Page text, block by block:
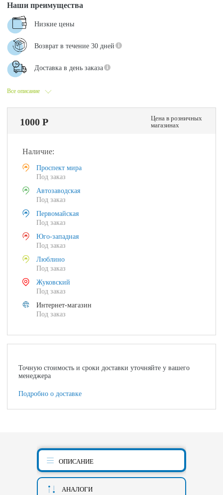
Все описание
Наши преимущества
Низкие цены
Возврат в течение 30 дней
Доставка в день заказа
1000 Р
Цена в розничных
магазинах
Наличие:
Проспект мира
Под заказ
Автозаводская
Под заказ
Первомайская
Под заказ
Юго-западная
Под заказ
Люблино
Под заказ
Жуковский
Под заказ
Интернет-магазин
Под заказ
Точную стоимость и сроки доставки уточняйте у вашего
менеджера
Подробно о доставке
ОПИСАНИЕ
АНАЛОГИ